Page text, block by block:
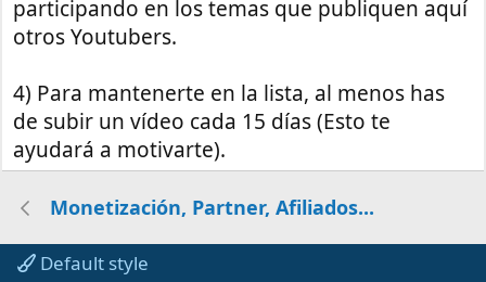
participando en los temas que publiquen aquí
otros Youtubers.
4) Para mantenerte en la lista, al menos has
de subir un vídeo cada 15 días (Esto te
ayudará a motivarte).
Monetización, Partner, Afiliados...
Default style